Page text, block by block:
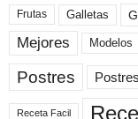
Frutas Galletas
Mejores Modelos
Postres
Receta Facil